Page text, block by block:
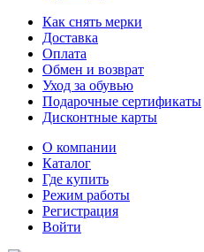
Как снять мерки
Доставка
Оплата
Обмен и возврат
Уход за обувью
Подарочные сертификаты
Дисконтные карты
О компании
Каталог
Где купить
Режим работы
Регистрация
Войти